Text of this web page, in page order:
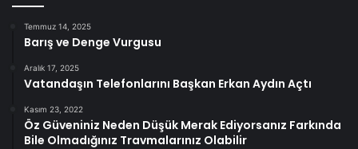
Temmuz 14, 2025
Barış ve Denge Vurgusu
Aralık 17, 2025
Vatandaşın Telefonlarını Başkan Erkan Aydın Açtı
Kasım 23, 2022
Öz Güveniniz Neden Düşük Merak Ediyorsanız Farkında
Bile Olmadığınız Travmalarınız Olabilir